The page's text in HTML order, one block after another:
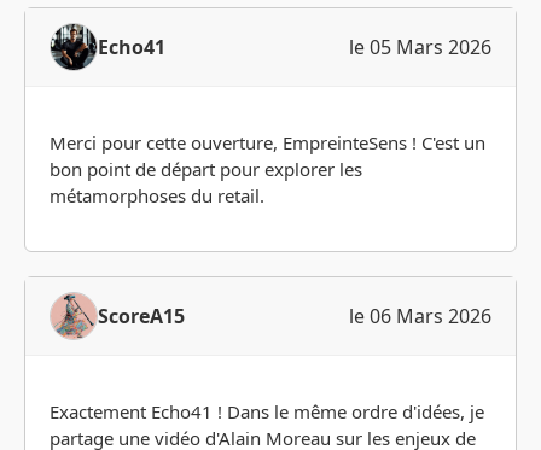
Echo41 le 05 Mars 2026
Merci pour cette ouverture, EmpreinteSens ! C'est un
bon point de départ pour explorer les
métamorphoses du retail.
ScoreA15 le 06 Mars 2026
Exactement Echo41 ! Dans le même ordre d'idées, je
partage une vidéo d'Alain Moreau sur les enjeux de